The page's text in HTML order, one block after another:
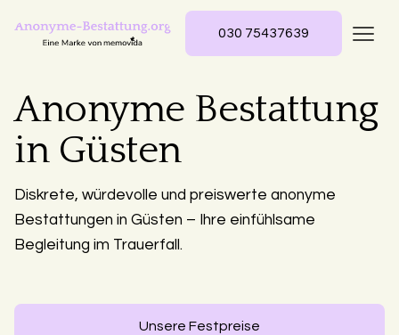
030 75437639
Anonyme Bestattung
in Güsten
Diskrete, würdevolle und preiswerte anonyme
Bestattungen in Güsten – Ihre einfühlsame
Begleitung im Trauerfall.
Unsere Festpreise